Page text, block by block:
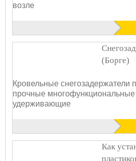
возле
(Борге)
Кровельные снегозадержатели
прочные многофункциональные
удерживающие
Как